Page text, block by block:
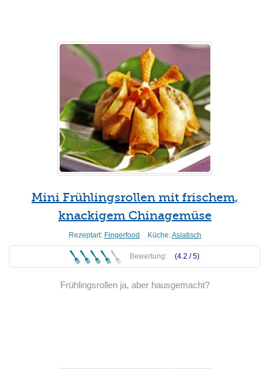
Mini Frühlingsrollen mit frischem,
knackigem Chinagemüse
Rezeptart: Fingerfood Küche:Asiatisch
Bewertung: (4.2 /5)
Frühlingsrollen ja, aber hausgemacht?